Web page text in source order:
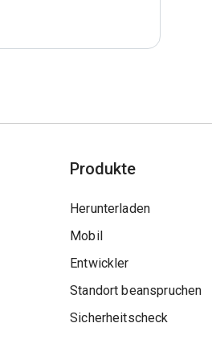
Produkte
Herunterladen
Mobil
Entwickler
Standort beanspruchen
Sicherheitscheck